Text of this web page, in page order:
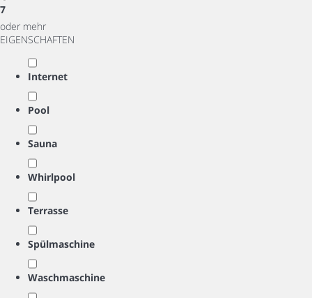
7
oder mehr
EIGENSCHAFTEN
Internet
Pool
Sauna
Whirlpool
Terrasse
Spülmaschine
Waschmaschine